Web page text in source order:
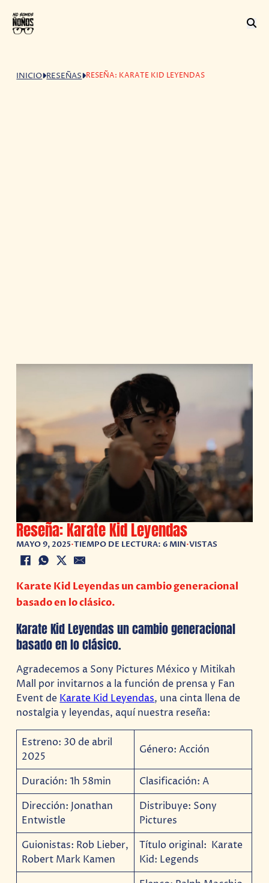
INICIO RESEÑAS RESEÑA: KARATE KID LEYENDAS
Reseña: Karate Kid Leyendas
MAYO 9, 2025•TIEMPO DE LECTURA: 6 MIN•VISTAS
Karate Kid Leyendas un cambio generacional
basado en lo clásico.
Karate Kid Leyendas un cambio generacional
basado en lo clásico.
Agradecemos a Sony Pictures México y Mitikah
Mall por invitarnos a la función de prensa y Fan
Event de Karate Kid Leyendas, una cinta llena de
nostalgia y leyendas, aquí nuestra reseña:
Estreno: 30 de abril
2025
Género: Acción
Duración: 1h 58min
Clasificación: A
Dirección: Jonathan
Entwistle
Distribuye: Sony
Pictures
Guionistas: Rob Lieber,
Robert Mark Kamen
Título original: Karate
Kid: Legends